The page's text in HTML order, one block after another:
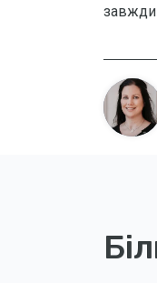
завжди